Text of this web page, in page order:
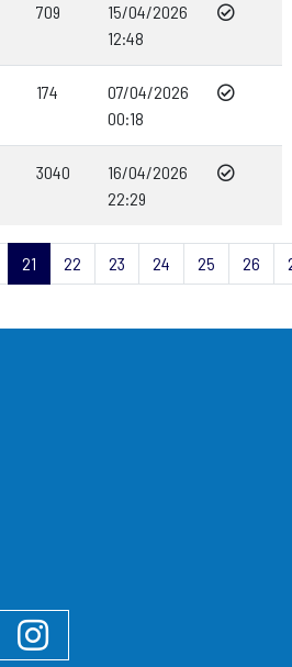
709
15/04/2026
12:48
174
07/04/2026
00:18
3040
16/04/2026
22:29
21 22 23 24 25 26
Instagram